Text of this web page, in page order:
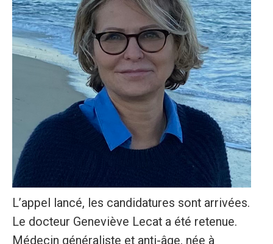
L’appel lancé, les candidatures sont arrivées.
Le docteur Geneviève Lecat a été retenue.
Médecin généraliste et anti-âge, née à